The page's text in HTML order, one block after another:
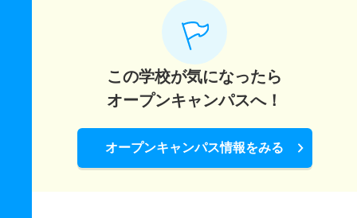
この学校が気になったら
オープンキャンパスへ！
オープンキャンパス情報をみる